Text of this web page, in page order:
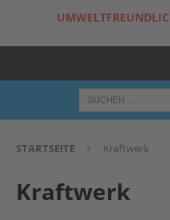
STARTSEITE Kraftwerk
Kraftwerk